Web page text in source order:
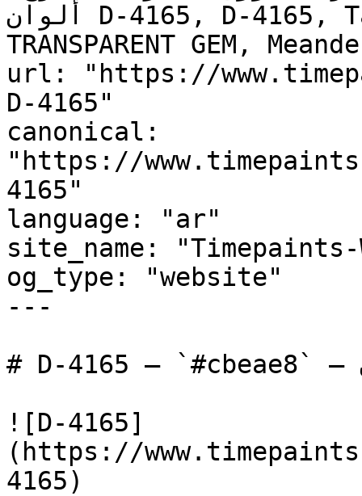
ألوان D-4165, D-4165, Tahitian Sky, Karma Quarter,
TRANSPARENT GEM,
url: "https://
D-4165"
canonical:
"https://
4165"
language: "ar"
site_name:
og_type: "website"
---
# D-4165 — `#cbeae8` — معاينة اللون | Time Paints
![D-4165]
(https://
4165)